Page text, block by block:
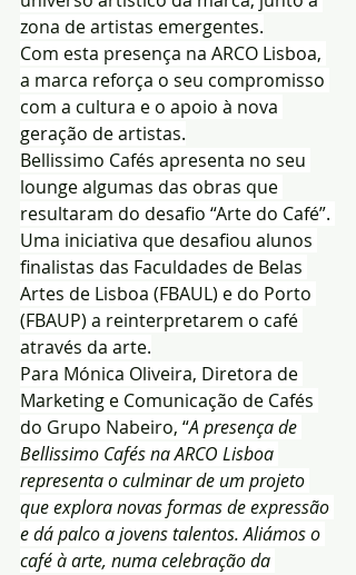
zona de artistas emergentes.
Com esta presença na ARCO Lisboa,
a marca reforça o seu compromisso
com a cultura e o apoio à nova
geração de artistas.
Bellissimo Cafés apresenta no seu
lounge algumas das obras que
resultaram do desafio “Arte do Café”.
Uma iniciativa que desafiou alunos
finalistas das Faculdades de Belas
Artes de Lisboa (FBAUL) e do Porto
(FBAUP) a reinterpretarem o café
através da arte.
Para Mónica Oliveira, Diretora de
Marketing e Comunicação de Cafés
do Grupo Nabeiro, “A presença de
Bellissimo Cafés na ARCO Lisboa
representa o culminar de um projeto
que explora novas formas de expressão
e dá palco a jovens talentos. Aliámos o
café à arte, numa celebração da